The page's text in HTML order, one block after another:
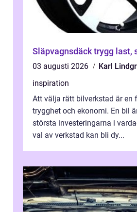
Släpvagnsdäck
03 augusti 2026
Karl
inspiration
Att välja rätt bilverkstad är en
trygghet och ekonomi. En bil
största investeringarna i
val av verkstad kan bli dy...